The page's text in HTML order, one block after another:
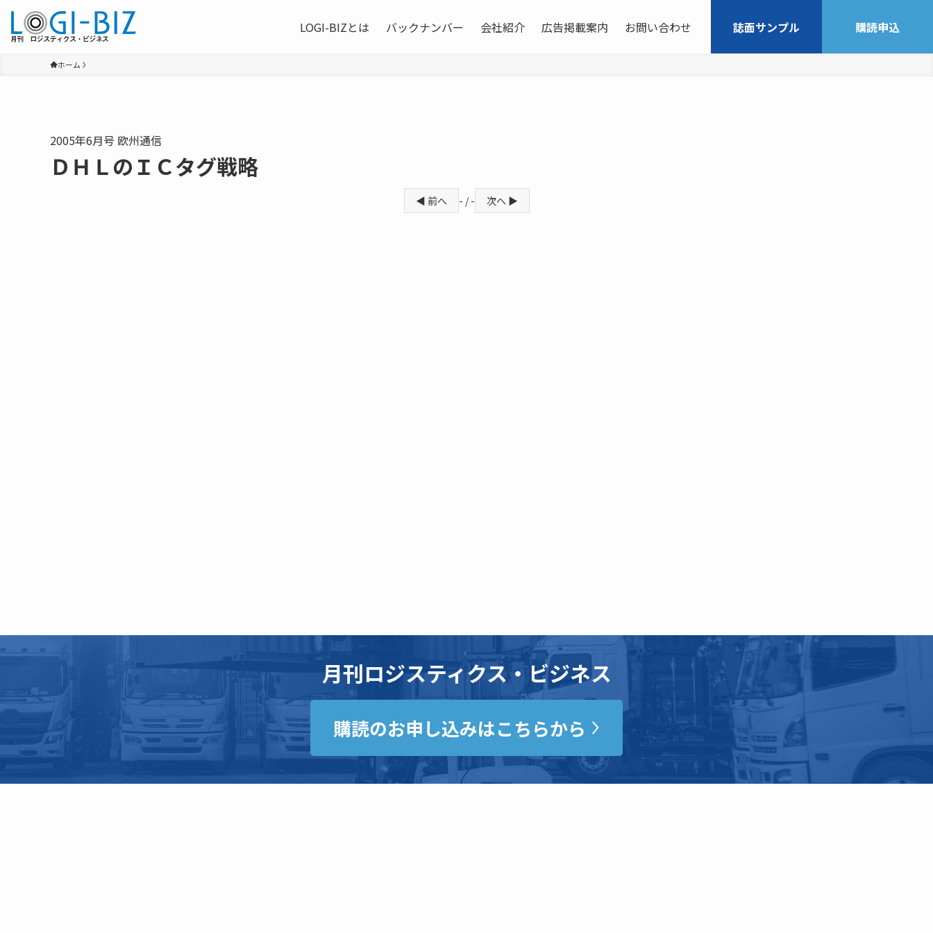
LOGI-BIZとは バックナンバー 会社紹介 広告掲載案内 お問い合わせ 誌面サンプル 購読申込
ホーム
2005年6月号 欧州通信
ＤＨＬのＩＣタグ戦略
◀ 前へ - / - 次へ ▶
月刊ロジスティクス・ビジネス
購読のお申し込みはこちらから